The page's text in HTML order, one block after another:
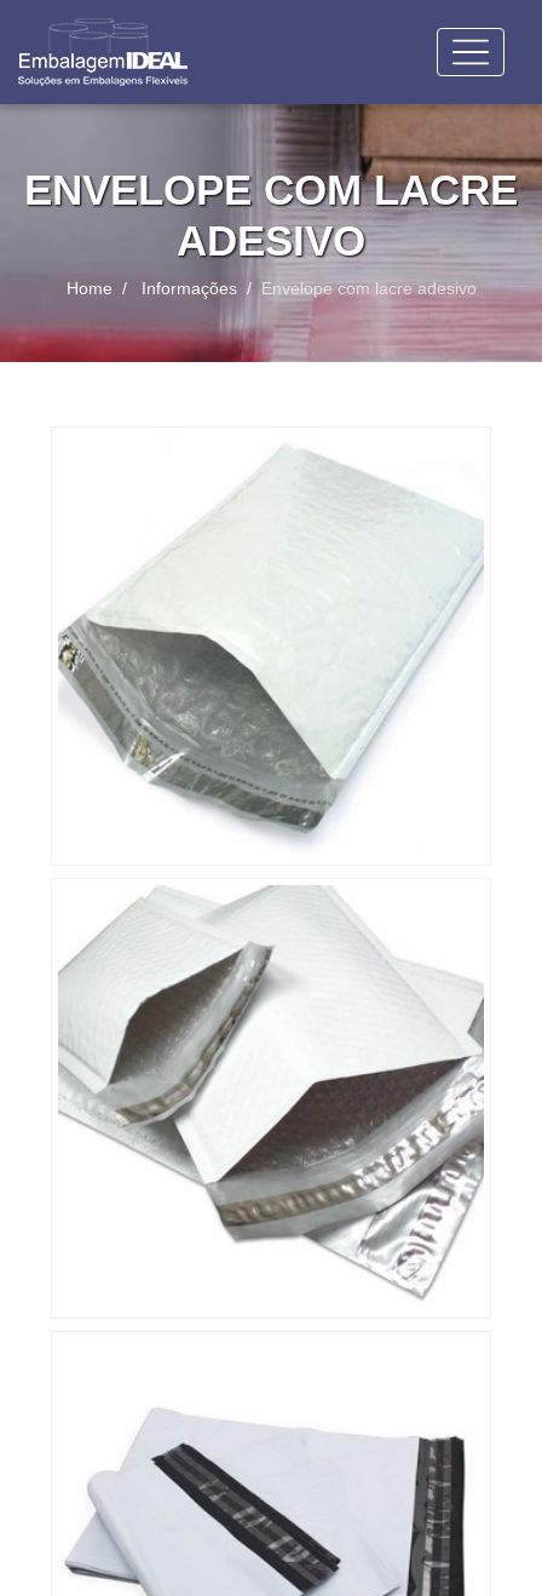
ENVELOPE COM LACRE
ADESIVO
Home Informações Envelope com lacre adesivo